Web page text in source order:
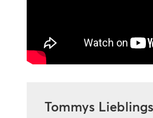
Tommys